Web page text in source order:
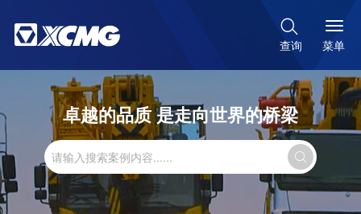

查询 菜单
卓越的品质 是走向世界的桥梁
